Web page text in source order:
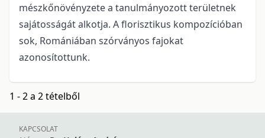
mészkőnövényzete a tanulmányozott területnek
sajátosságát alkotja. A florisztikus kompozícióban
sok, Romániában szórványos fajokat
azonosítottunk.
1 - 2 a 2 tételből
KAPCSOLAT